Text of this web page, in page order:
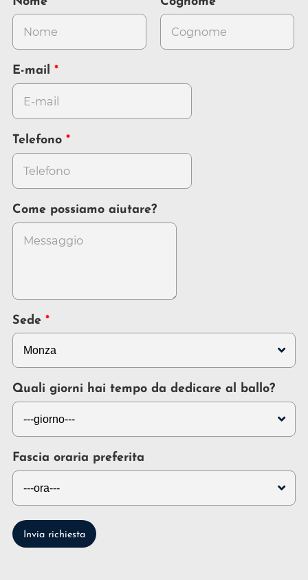
E-mail
Telefono
Come possiamo aiutare?
Sede
Quali giorni hai tempo da dedicare al ballo?
Fascia oraria preferita
Invia richiesta